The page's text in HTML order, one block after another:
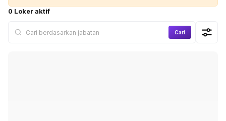
0 Loker aktif
Cari